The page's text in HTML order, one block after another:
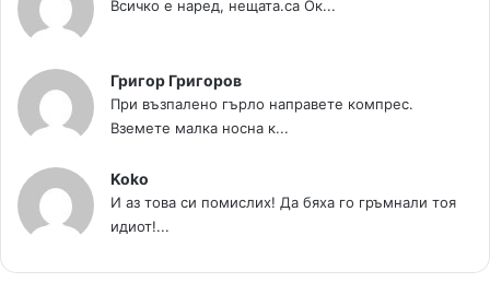
Всичко е наред, нещата.са Ок...
Григор Григоров
При възпалено гърло направете компрес.
Вземете малка носна к...
Koko
И аз това си помислих! Да бяха го гръмнали тоя
идиот!...